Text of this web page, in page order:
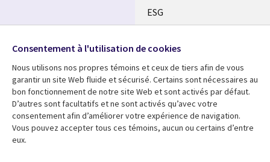
ESG
Fusions
Salle de presse
Ressources
Articles
Support
Suivez-nous
Social
Media
Global
FR
Consentement à l'utilisation de cookies
Nous utilisons nos propres témoins et ceux de tiers afin de vous
garantir un site Web fluide et sécurisé. Certains sont nécessaires au
bon fonctionnement de notre site Web et sont activés par défaut.
D’autres sont facultatifs et ne sont activés qu’avec votre
consentement afin d’améliorer votre expérience de navigation.
Vous pouvez accepter tous ces témoins, aucun ou certains d’entre
eux.